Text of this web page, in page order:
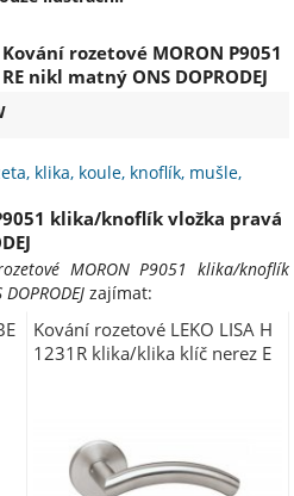
rozetové MORON P9051
nikl matný ONS DOPRODEJ
klika, koule, knoflík, mušle,
klika/knoflík vložka pravá
MORON P9051 klika/knoflík
zajímat:
Kování rozetové LEKO LISA H
1231R klika/klika klíč nerez E